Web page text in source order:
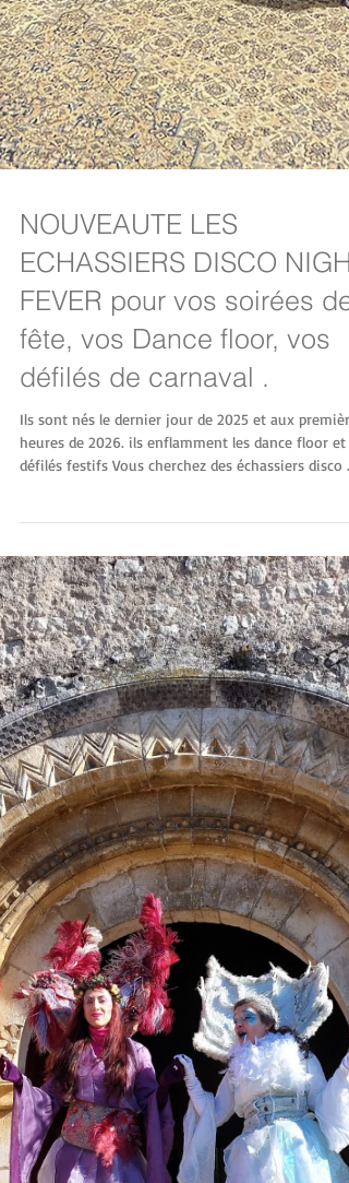
NOUVEAUTE LES
ECHASSIERS DISCO
FEVER pour vos soirées de
fête, vos Dance floor, vos
défilés de carnaval .
ne cherchez plus ils sont là ils peuvent aussi être
accompagnés des danseuses au sol, des
manipulateurs d'objets lumineux ;; LES ECHASSIERS
DISCO NIGHT FEVER pour vos fêtes carnaval soirées
de gala fête de ville fête de la musique